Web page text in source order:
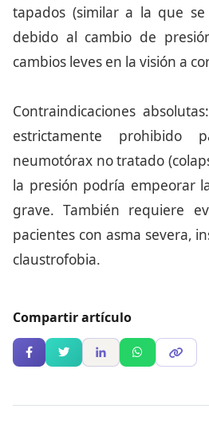
tapados (similar a la que
debido al cambio de
cambios leves en la visión a
Contraindicaciones
estrictamente prohibido
neumotórax no tratado
la presión podría empeorar
grave. También requiere
pacientes con asma severa,
claustrofobia.
Compartir artículo